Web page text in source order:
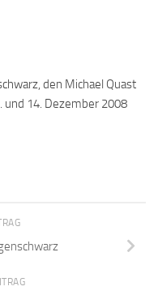
den Michael Quast
und 14. Dezember 2008